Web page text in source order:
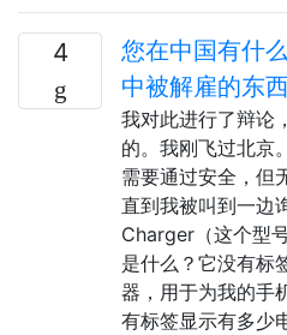
4
您在中国有什
中被解雇的东
我对此进行了辩论
的。我刚飞过北京
需要通过安全，但
直到我被叫到一边
Charger（这个型
是什么？它没有标
器，用于为我的手
有标签显示有多少